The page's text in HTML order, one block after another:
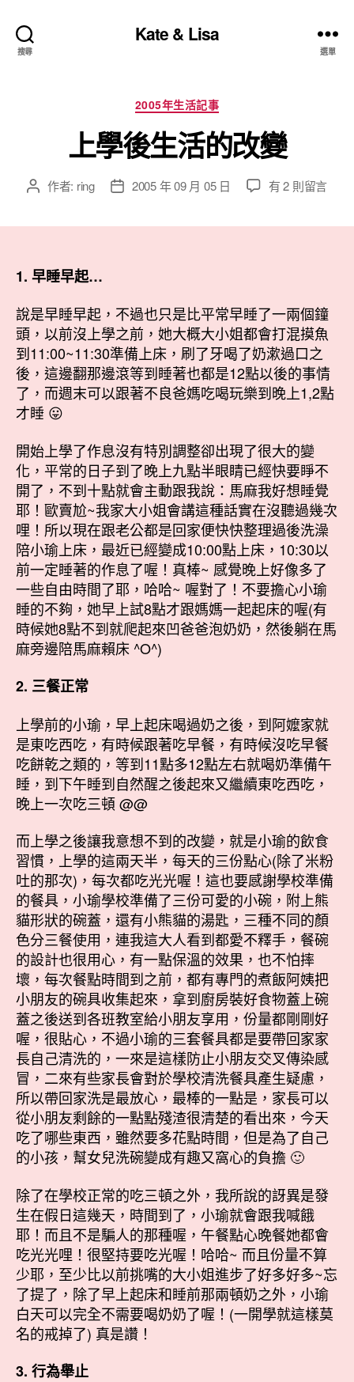
搜尋
Kate & Lisa
選單
分
類
2005年生活記事
上學後生活的改變
文 作者: ring
文 2005 年 09 月 05 日
在
改
變〉
中
有 2 則留言
1. 早睡早起…
說是早睡早起，不過也只是比平常早睡了一兩個鐘
頭，以前沒上學之前，她大概大小姐都會打混摸魚
到11:00~11:30準備上床，刷了牙喝了奶漱過口之
後，這邊翻那邊滾等到睡著也都是12點以後的事情
了，而週末可以跟著不良爸媽吃喝玩樂到晚上1,2點
才睡 😛
開始上學了作息沒有特別調整卻出現了很大的變
化，平常的日子到了晚上九點半眼睛已經快要睜不
開了，不到十點就會主動跟我說：馬麻我好想睡覺
耶！歐賣尬~我家大小姐會講這種話實在沒聽過幾次
哩！所以現在跟老公都是回家便快快整理過後洗澡
陪小瑜上床，最近已經變成10:00點上床，10:30以
前一定睡著的作息了喔！真棒~ 感覺晚上好像多了
一些自由時間了耶，哈哈~ 喔對了！不要擔心小瑜
睡的不夠，她早上試8點才跟媽媽一起起床的喔(有
時候她8點不到就爬起來凹爸爸泡奶奶，然後躺在馬
麻旁邊陪馬麻賴床 ^O^)
2. 三餐正常
上學前的小瑜，早上起床喝過奶之後，到阿嬤家就
是東吃西吃，有時候跟著吃早餐，有時候沒吃早餐
吃餅乾之類的，等到11點多12點左右就喝奶準備午
睡，到下午睡到自然醒之後起來又繼續東吃西吃，
晚上一次吃三頓 @@
而上學之後讓我意想不到的改變，就是小瑜的飲食
習慣，上學的這兩天半，每天的三份點心(除了米粉
吐的那次)，每次都吃光光喔！這也要感謝學校準備
的餐具，小瑜學校準備了三份可愛的小碗，附上熊
貓形狀的碗蓋，還有小熊貓的湯匙，三種不同的顏
色分三餐使用，連我這大人看到都愛不釋手，餐碗
的設計也很用心，有一點保溫的效果，也不怕摔
壞，每次餐點時間到之前，都有專門的煮飯阿姨把
小朋友的碗具收集起來，拿到廚房裝好食物蓋上碗
蓋之後送到各班教室給小朋友享用，份量都剛剛好
喔，很貼心，不過小瑜的三套餐具都是要帶回家家
長自己清洗的，一來是這樣防止小朋友交叉傳染感
冒，二來有些家長會對於學校清洗餐具產生疑慮，
所以帶回家洗是最放心，最棒的一點是，家長可以
從小朋友剩餘的一點點殘渣很清楚的看出來，今天
吃了哪些東西，雖然要多花點時間，但是為了自己
的小孩，幫女兒洗碗變成有趣又窩心的負擔 🙂
除了在學校正常的吃三頓之外，我所說的訝異是發
生在假日這幾天，時間到了，小瑜就會跟我喊餓
耶！而且不是騙人的那種喔，午餐點心晚餐她都會
吃光光哩！很堅持要吃光喔！哈哈~ 而且份量不算
少耶，至少比以前挑嘴的大小姐進步了好多好多~忘
了提了，除了早上起床和睡前那兩頓奶之外，小瑜
白天可以完全不需要喝奶奶了喔！(一開學就這樣莫
名的戒掉了) 真是讚！
3. 行為舉止